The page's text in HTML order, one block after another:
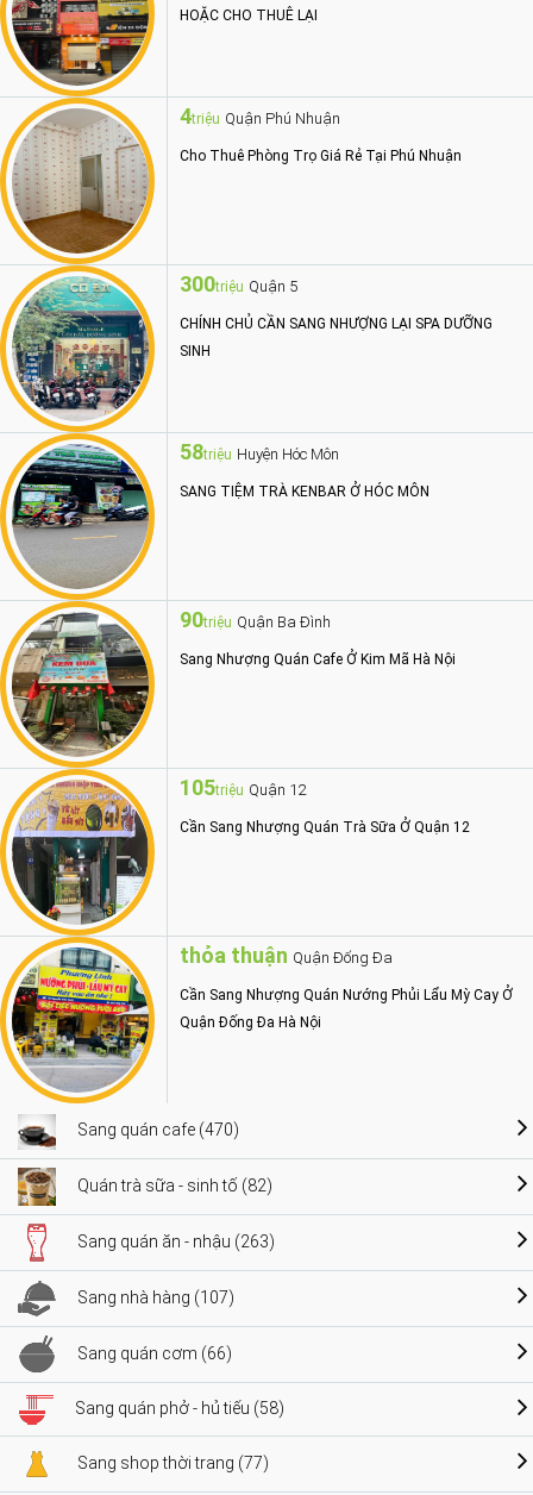
HOẶC CHO THUÊ LẠI
4triệu Quận Phú Nhuận
Cho Thuê Phòng Trọ Giá Rẻ Tại Phú Nhuận
300triệu Quận 5
CHÍNH CHỦ CẦN SANG NHƯỢNG LẠI SPA DƯỠNG
SINH
58triệu Huyện Hóc Môn
SANG TIỆM TRÀ KENBAR Ở HÓC MÔN
90triệu Quận Ba Đình
Sang Nhượng Quán Cafe Ở Kim Mã Hà Nội
105triệu Quận 12
Cần Sang Nhượng Quán Trà Sữa Ở Quận 12
thỏa thuận Quận Đống Đa
Cần Sang Nhượng Quán Nướng Phủi Lẩu Mỳ Cay Ở
Quận Đống Đa Hà Nội
Sang quán cafe (470)
Quán trà sữa - sinh tố (82)
Sang quán ăn - nhậu (263)
Sang nhà hàng (107)
Sang quán cơm (66)
Sang quán phở - hủ tiếu (58)
Sang shop thời trang (77)